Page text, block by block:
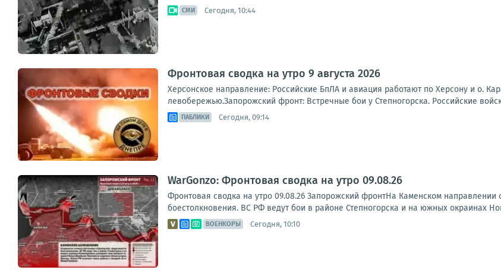
СМИ Сегодня, 10:44
Фронтовая сводка на утро 9 августа 2026
Херсонское направление: Российские БпЛА и авиация работают по Херсону и о.
левобережью.Запорожский фронт: Встречные бои у Степногорска. Российские
ПАБЛИКИ Сегодня, 09:14
WarGonzo: Фронтовая сводка на утро 09.08.26
Фронтовая сводка на утро 09.08.26 Запорожский фронтНа Каменском
боестолкновения. ВС РФ ведут бои в районе Степногорска и на южных окраинах
ВОЕНКОРЫ Сегодня, 10:10